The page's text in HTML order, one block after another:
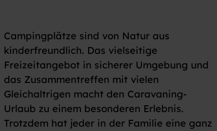
Campingplätze sind von Natur aus
kinderfreundlich. Das vielseitige
Freizeitangebot in sicherer Umgebung und
das Zusammentreffen mit vielen
Gleichaltrigen macht den Caravaning-
Urlaub zu einem besonderen Erlebnis.
Trotzdem hat jeder in der Familie eine ganz